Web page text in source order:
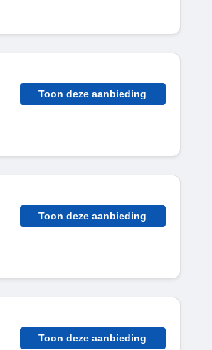
Toon deze aanbieding
Toon deze aanbieding
Toon deze aanbieding